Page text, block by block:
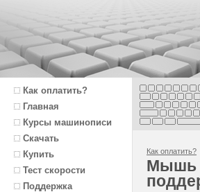
Как оплатить?
Главная
Курсы машинописи
Скачать
Купить
Тест скорости
Поддержка
Как оплатить?
Мышь